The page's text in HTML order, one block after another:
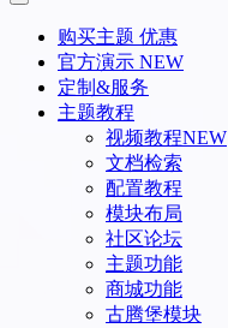
购买主题 优惠
官方演示 NEW
定制&服务
主题教程
视频教程NEW
文档检索
配置教程
模块布局
社区论坛
主题功能
商城功能
古腾堡模块